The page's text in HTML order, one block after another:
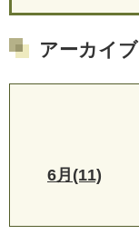
アーカイブ
6月(11)